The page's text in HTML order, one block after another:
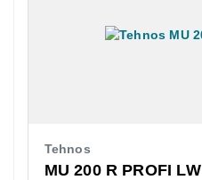
Tehnos
MU 200 R PROFI LW